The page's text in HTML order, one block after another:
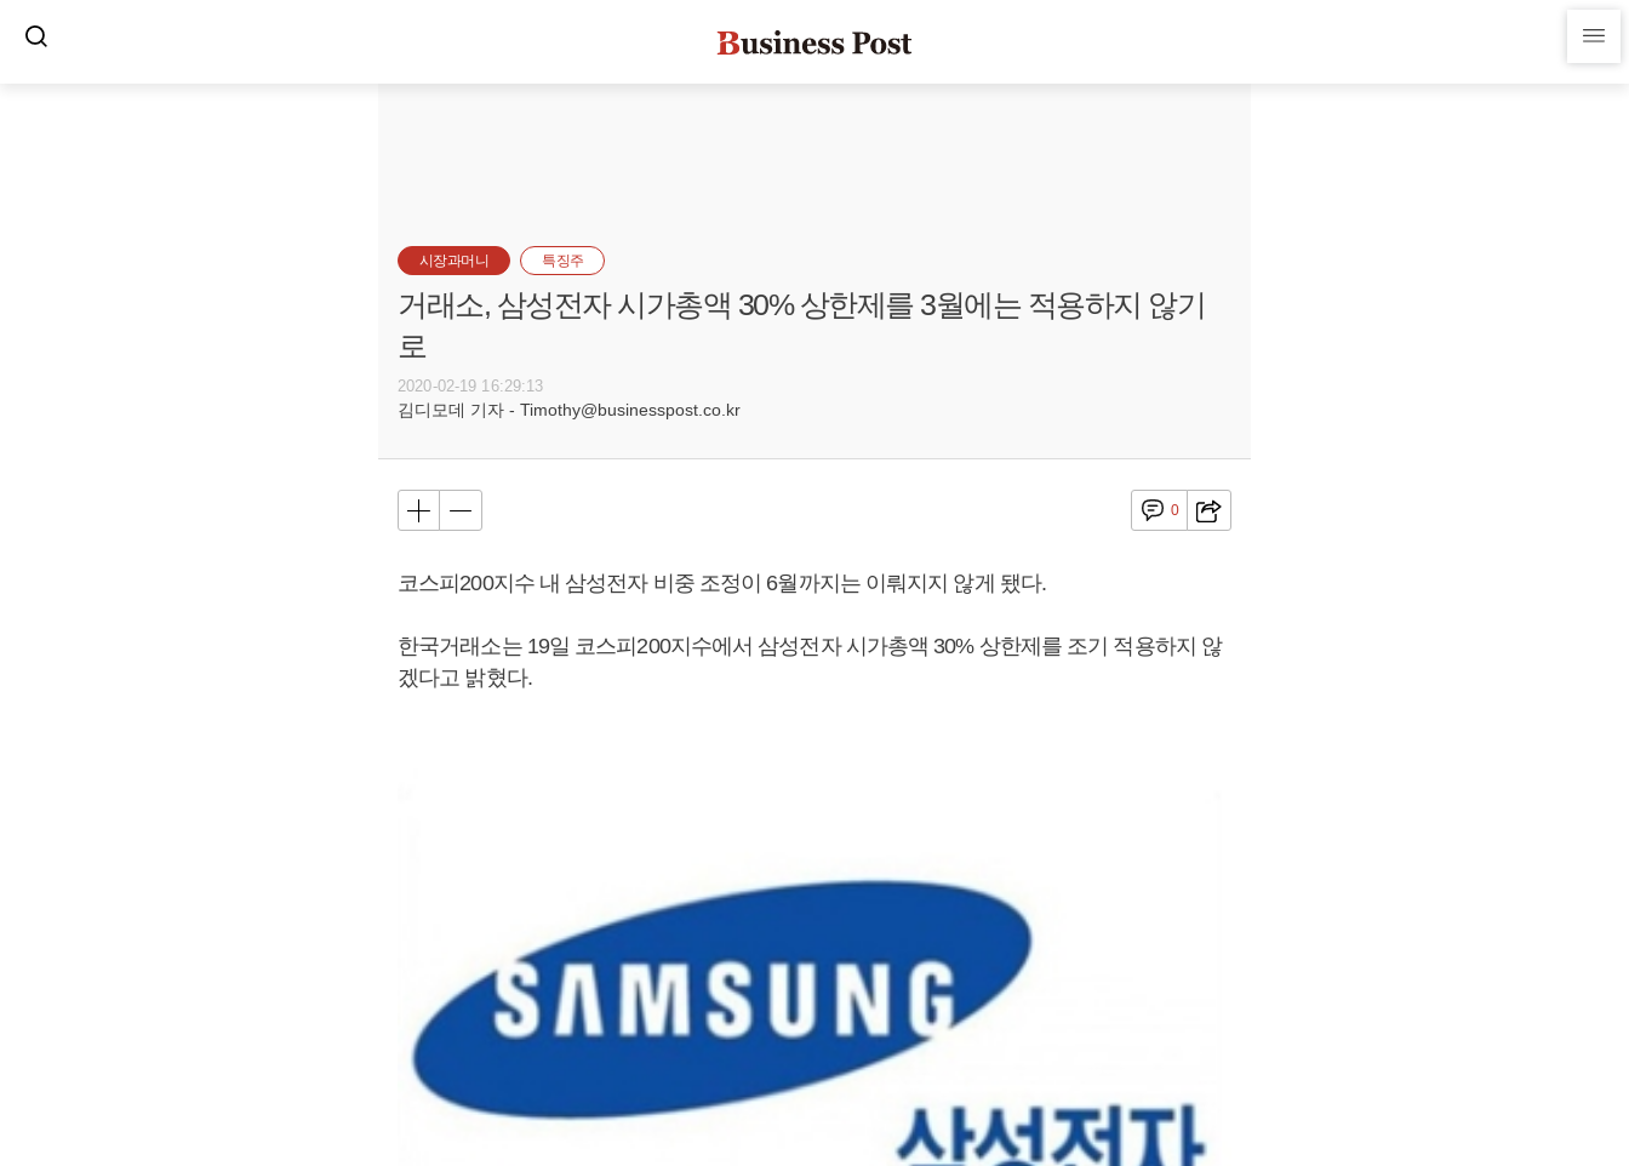
시장과머니 특징주
거래소, 삼성전자 시가총액 30% 상한제를 3월에는 적용하지 않기
로
2020-02-19 16:29:13
김디모데 기자 - Timothy@businesspost.co.kr
0
코스피200지수 내 삼성전자 비중 조정이 6월까지는 이뤄지지 않게 됐다.
한국거래소는 19일 코스피200지수에서 삼성전자 시가총액 30% 상한제를 조기 적용하지 않
겠다고 밝혔다.